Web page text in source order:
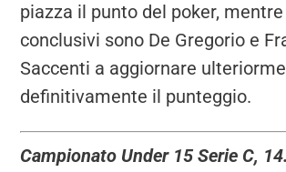
piazza il punto del poker,
conclusivi sono De Gregorio e
Saccenti a aggiornare
definitivamente il punteggio.
Campionato Under 15 Serie C,